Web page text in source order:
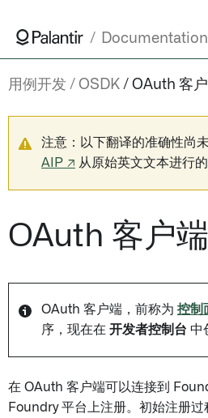
Documentation
用例开发 OSDK OAuth 客
注意：以下翻译的准确性尚
AIP ↗ 从原始英文文本进行的
OAuth 客户端
OAuth 客户端，前称为 控制
序，现在在 开发者控制台 中
在 OAuth 客户端可以连接到
Foundry 平台上注册。初始注册过